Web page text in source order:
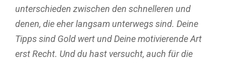
unterschieden zwischen den schnelleren und
denen, die eher langsam unterwegs sind. Deine
Tipps sind Gold wert und Deine motivierende Art
erst Recht. Und du hast versucht, auch für die